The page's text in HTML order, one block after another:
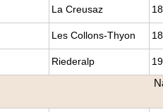
La Creusaz
Les Collons-Thyon
Riederalp